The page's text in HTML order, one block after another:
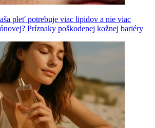
pleť potrebuje viac lipidov a nie viac
Príznaky poškodenej kožnej bariéry